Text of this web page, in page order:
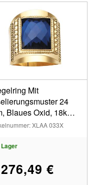
Mit
24
Blaues Oxid, 18k
Ringgröße 70,
XLAA 033X
€